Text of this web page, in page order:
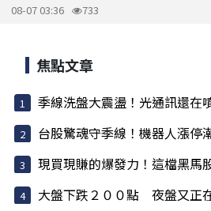
08-07 03:36 733
焦點文章
季線洗盤大震盪！光通訊還在
台股驚魂守季線！機器人漲停
現買現賺的爆發力！這檔黑馬
大盤下跌２００點 夜盤又正